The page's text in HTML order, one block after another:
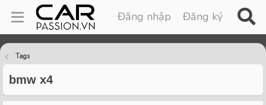
Đăng nhập Đăng ký
Tags
bmw x4